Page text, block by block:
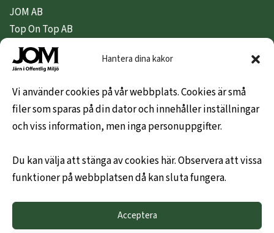
Hantera dina kakor
Vi använder cookies på vår webbplats. Cookies är små
filer som sparas på din dator och innehåller inställningar
och viss information, men inga personuppgifter.
Du kan välja att stänga av cookies här. Observera att vissa
funktioner på webbplatsen då kan sluta fungera.
Acceptera
JOM AB
Top On Top AB
Nipeda AB
Nivex Topsafe AB
KUNDINFO
Om oss
Leveransvillkor
Hållbarhetspolicy